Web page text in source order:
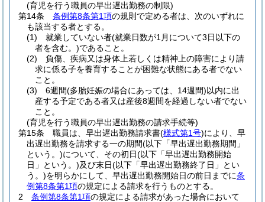
(育児を行う職員の早出遅出勤務の制限)
第14条
条例第8条第1項の規則で定める者は、次のいずれに
も該当する者とする。
(1)
就業していない者(就業日数が1月について3日以下の
者を含む。)であること。
(2)
負傷、疾病又は身体上若しくは精神上の障害により請
求に係る子を養育することが困難な状態にある者でない
こと。
(3)
6週間(多胎妊娠の場合にあっては、14週間)以内に出
産する予定である者又は産後8週間を経過しない者でない
こと。
(育児を行う職員の早出遅出勤務の請求手続等)
第15条
職員は、早出遅出勤務請求書(様式第1号)により、早
出遅出勤務を請求する一の期間(以下「早出遅出勤務期間」
という。)について、その初日(以下「早出遅出勤務開始
日」という。)及び末日(以下「早出遅出勤務終了日」とい
う。)を明らかにして、早出遅出勤務開始日の前日までに条
例第8条第1項の規定による請求を行うものとする。
2
条例第8条第1項の規定による請求があった場合において